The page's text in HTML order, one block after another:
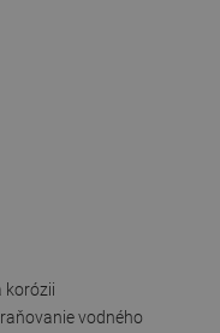
korózii
vodného